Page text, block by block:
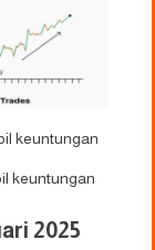
keuntungan
keuntungan
2025